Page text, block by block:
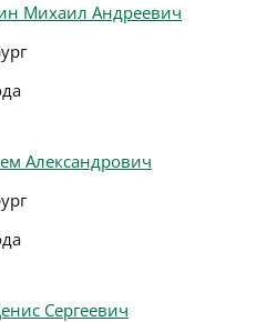
Михаил Андреевич
Александрович
Сергеевич